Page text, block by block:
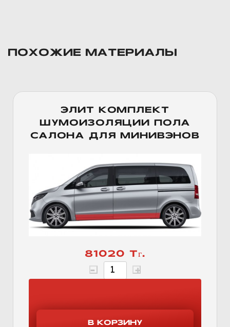
ПОХОЖИЕ МАТЕРИАЛЫ
ЭЛИТ КОМПЛЕКТ
ШУМОИЗОЛЯЦИИ ПОЛА
САЛОНА ДЛЯ МИНИВЭНОВ
81020 Тг.